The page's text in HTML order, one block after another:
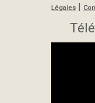
Légales |